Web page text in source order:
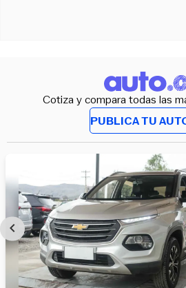
Cotiza y compara todas las
PUBLICA TU